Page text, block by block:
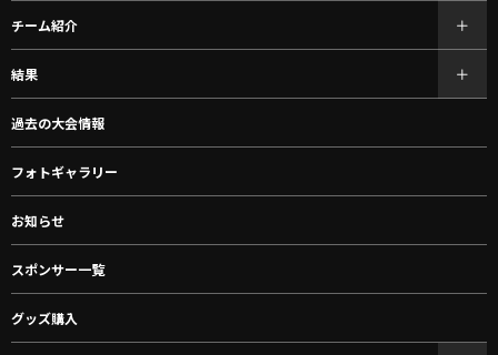
チーム紹介
結果
過去の大会情報
フォトギャラリー
お知らせ
スポンサー一覧
グッズ購入